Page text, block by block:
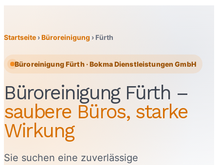
Startseite ›Büroreinigung › Fürth
Büroreinigung Fürth · Bokma Dienstleistungen GmbH
Büroreinigung Fürth –
saubere Büros, starke
Wirkung
Sie suchen eine zuverlässige